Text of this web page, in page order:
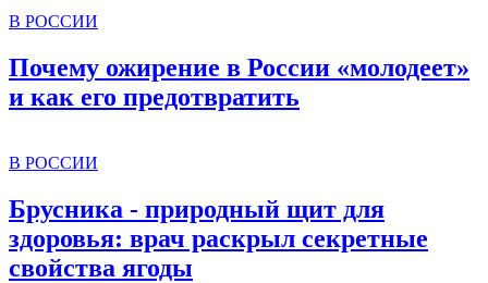
В РОССИИ
Почему ожирение в России «молодеет»
и как его предотвратить
В РОССИИ
Брусника - природный щит для
здоровья: врач раскрыл секретные
свойства ягоды